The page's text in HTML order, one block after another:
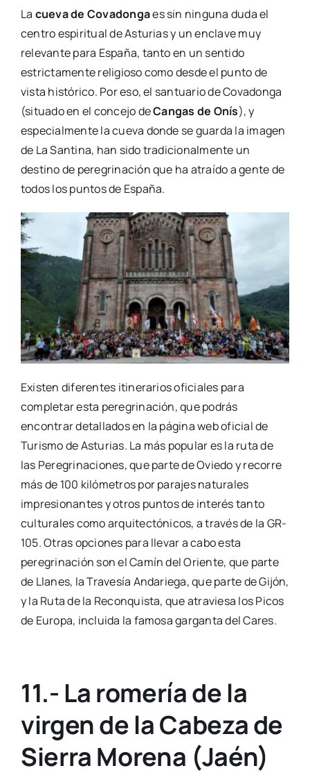
La cueva de Covadongaes sin ninguna duda el
centro espiritual de Asturias y un enclave muy
relevante para España, tanto en un sentido
estrictamente religioso como desde el punto de
vista histórico. Por eso, el santuario de Covadonga
(situado en el concejo deCangas de Onís), y
especialmente la cueva donde se guarda la imagen
de La Santina, han sido tradicionalmente un
destino de peregrinación que ha atraído a gente de
todos los puntos de España.
Existen diferentes itinerarios oficiales para
completar esta peregrinación, que podrás
encontrar detallados en la página web oficial de
Turismo de Asturias. La más popular es la ruta de
las Peregrinaciones, que parte de Oviedo y recorre
más de 100 kilómetros por parajes naturales
impresionantes y otros puntos de interés tanto
culturales como arquitectónicos, a través de la GR-
105. Otras opciones para llevar a cabo esta
peregrinación son el Camín del Oriente, que parte
de Llanes, la Travesía Andariega, que parte de Gijón,
y la Ruta de la Reconquista, que atraviesa los Picos
de Europa, incluida la famosa garganta del Cares.
11.- La romería de la
virgen de la Cabeza de
Sierra Morena (Jaén)